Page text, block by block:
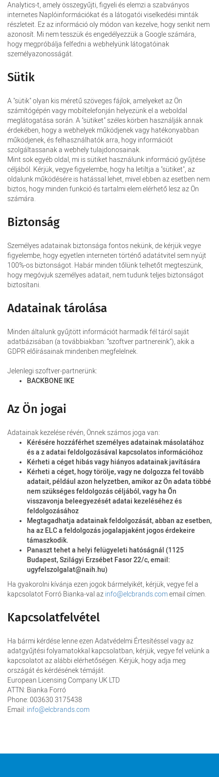
Analytics-t, amely összegyűjti, figyeli és elemzi a szabványos
internetes Naplóinformációkat és a látogatói viselkedési minták
részleteit. Ez az információ oly módon van kezelve, hogy senkit nem
azonosít. Mi nem tesszük és engedélyezzük a Google számára,
hogy megpróbálja felfedni a webhelyünk látogatóinak
személyazonosságát.
Sütik
A "sütik" olyan kis méretű szöveges fájlok, amelyeket az Ön
számítógépén vagy mobiltelefonján helyezünk el a weboldal
meglátogatása során. A "sütiket" széles körben használják annak
érdekében, hogy a webhelyek működjenek vagy hatékonyabban
működjenek, és felhasználhatók arra, hogy információt
szolgáltassanak a webhely tulajdonosainak.
Mint sok egyéb oldal, mi is sütiket használunk információ gyűjtése
céljából. Kérjük, vegye figyelembe, hogy ha letiltja a "sütiket", az
oldalunk működésére is hatással lehet, mivel ebben az esetben nem
biztos, hogy minden funkció és tartalmi elem elérhető lesz az Ön
számára.
Biztonság
Személyes adatainak biztonsága fontos nekünk, de kérjük vegye
figyelembe, hogy egyetlen interneten történő adatátvitel sem nyújt
100%-os biztonságot. Habár minden tőlünk telhetőt megteszünk,
hogy megóvjuk személyes adatait, nem tudunk teljes biztonságot
biztosítani.
Adatainak tárolása
Minden általunk gyűjtött információt harmadik fél táról saját
adatbázisában (a továbbiakban: “szoftver partnereink”), akik a
GDPR előírásainak mindenben megfelelnek.
Jelenlegi szoftver-partnerünk:
BACKBONE IKE
Az Ön jogai
Adatainak kezelése révén, Önnek számos joga van:
Kérésére hozzáférhet személyes adatainak másolatához
és a z adatai feldolgozásával kapcsolatos információhoz
Kérheti a céget hibás vagy hiányos adatainak javítására
Kérheti a céget, hogy törölje, vagy ne dolgozza fel tovább
adatait, például azon helyzetben, amikor az Ön adata többé
nem szükséges feldolgozás céljából, vagy ha Őn
visszavonja beleegyezését adatai kezeléséhez és
feldolgozásához
Megtagadhatja adatainak feldolgozását, abban az esetben,
ha az ELC a feldolgozás jogalapjaként jogos érdekeire
támaszkodik.
Panaszt tehet a helyi felügyeleti hatóságnál (1125
Budapest, Szilágyi Erzsébet Fasor 22/c, email:
ugyfelszolgalat@naih.hu)
Ha gyakorolni kívánja ezen jogok bármelyikét, kérjük, vegye fel a
kapcsolatot Forró Bianka-val az info@elcbrands.comemail címen.
Kapcsolatfelvétel
Ha bármi kérdése lenne ezen Adatvédelmi Értesítéssel vagy az
adatgyűjtési folyamatokkal kapcsolatban, kérjük, vegye fel velünk a
kapcsolatot az alábbi elérhetőségen. Kérjük, hogy adja meg
országát és kérdésének témáját.
European Licensing Company UK LTD
ATTN: Bianka Forró
Phone: 003630 3175438
Email: info@elcbrands.com